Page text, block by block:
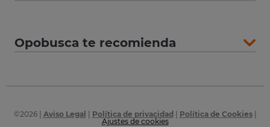
Opobusca te recomienda
©2026| Aviso Legal Política de privacidad Política de Cookies|
Ajustes de cookies